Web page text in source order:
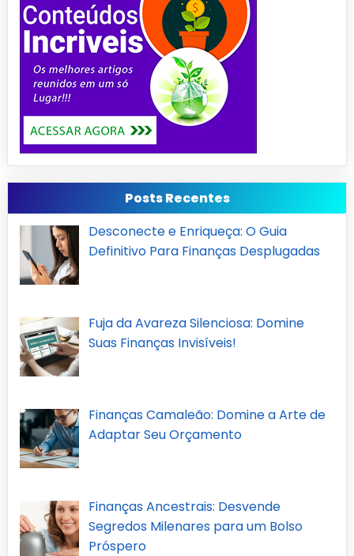
Posts Recentes
Desconecte e Enriqueça: O Guia
Definitivo Para Finanças Desplugadas
Fuja da Avareza Silenciosa: Domine
Suas Finanças Invisíveis!
Finanças Camaleão: Domine a Arte de
Adaptar Seu Orçamento
Finanças Ancestrais: Desvende
Segredos Milenares para um Bolso
Próspero